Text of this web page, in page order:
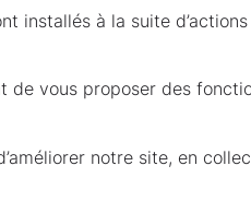
installés à la suite
de vous proposer des
notre site, en